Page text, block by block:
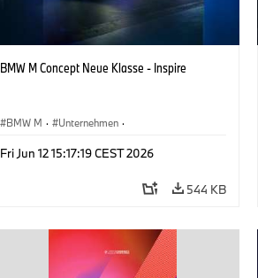
BMW M Concept Neue Klasse - Inspire
BMW M · Unternehmen ·
Fri Jun 12 15:17:19 CEST 2026
544 KB